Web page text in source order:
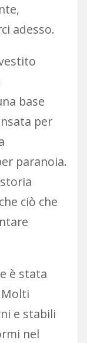
adesso.
base
per
paranoia.
ciò che
è stata
e stabili
nel